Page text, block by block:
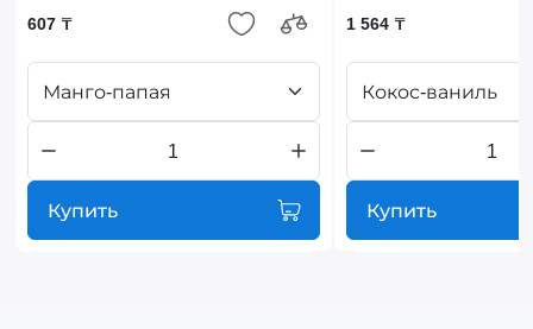
607 ₸
Манго-папая
Купить
1 564 ₸
Кокос-ваниль
Купить